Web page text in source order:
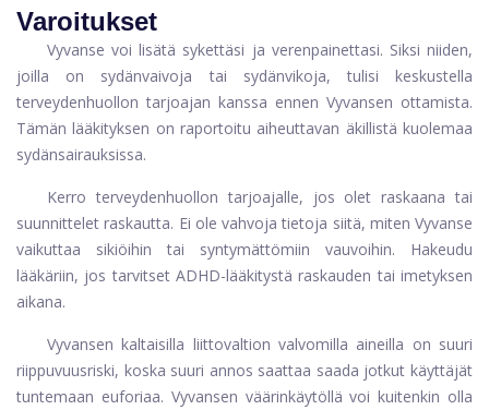
Varoitukset
Vyvanse voi lisätä sykettäsi ja verenpainettasi. Siksi niiden,
joilla on sydänvaivoja tai sydänvikoja, tulisi keskustella
terveydenhuollon tarjoajan kanssa ennen Vyvansen ottamista.
Tämän lääkityksen on raportoitu aiheuttavan äkillistä kuolemaa
sydänsairauksissa.
Kerro terveydenhuollon tarjoajalle, jos olet raskaana tai
suunnittelet raskautta. Ei ole vahvoja tietoja siitä, miten Vyvanse
vaikuttaa sikiöihin tai syntymättömiin vauvoihin. Hakeudu
lääkäriin, jos tarvitset ADHD-lääkitystä raskauden tai imetyksen
aikana.
Vyvansen kaltaisilla liittovaltion valvomilla aineilla on suuri
riippuvuusriski, koska suuri annos saattaa saada jotkut käyttäjät
tuntemaan euforiaa. Vyvansen väärinkäytöllä voi kuitenkin olla